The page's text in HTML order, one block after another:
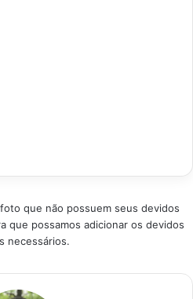
que não possuem seus devidos
que possamos adicionar os devidos
necessários.